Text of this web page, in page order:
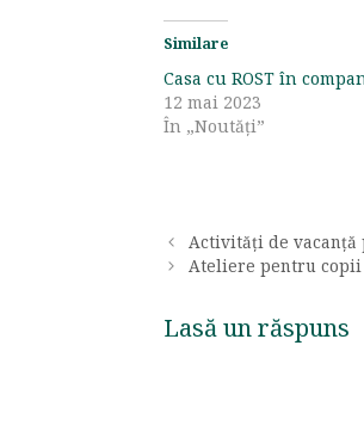
Similare
Casa cu ROST în
12 mai 2023
În „Noutăți”
Activități de vacanță
Ateliere pentru
Lasă un răspuns